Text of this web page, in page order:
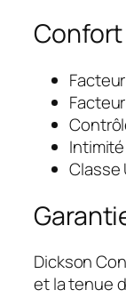
Classe
Dickson
et la tenue